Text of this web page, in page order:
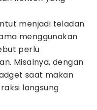
menjadi teladan.
menggunakan
perlu
Misalnya, dengan
saat makan
langsung